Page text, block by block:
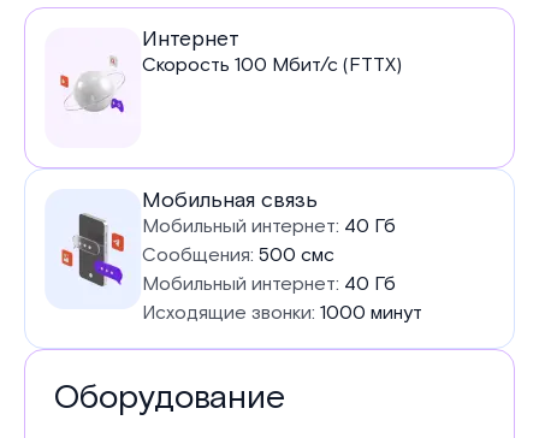
Услуги
тарифе
Интернет
Скорость 100 Мбит/с (FTTX)
Мобильная связь
Мобильный интернет: 40 Гб
Сообщения: 500 смс
Мобильный интернет: 40 Гб
Исходящие звонки: 1000 минут
Оборудование